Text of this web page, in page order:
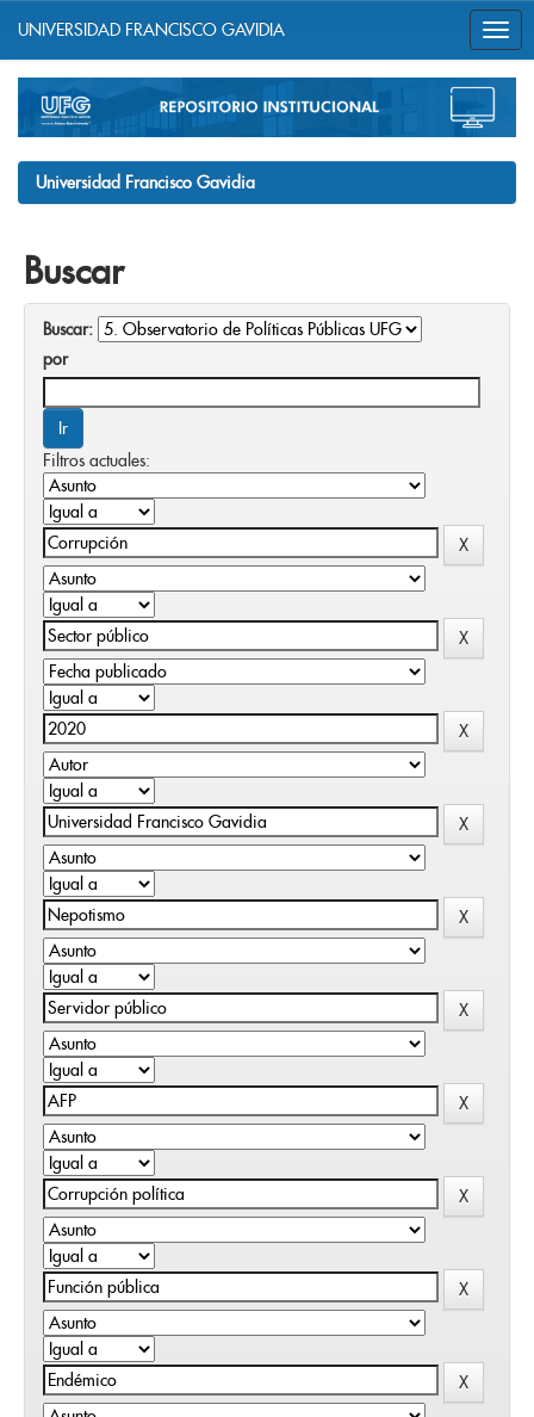
navigation
UNIVERSIDAD FRANCISCO GAVIDIA
Universidad Francisco Gavidia
Buscar
Buscar:
por
Filtros actuales: